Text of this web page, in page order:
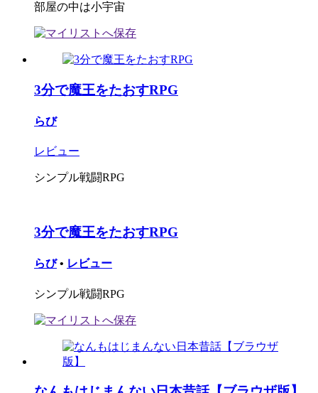
部屋の中は小宇宙
3分で魔王をたおすRPG
らび
レビュー
シンプル戦闘RPG
3分で魔王をたおすRPG
らび • レビュー
シンプル戦闘RPG